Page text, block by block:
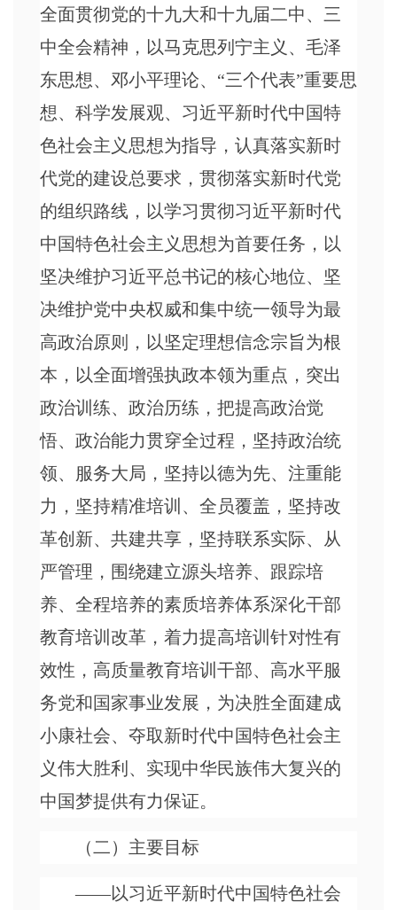
全面贯彻党的十九大和十九届二中、三
中全会精神，以马克思列宁主义、毛泽
东思想、邓小平理论、 “三个代表”重要思
想、科学发展观、习近平新时代中国特
色社会主义思想为指导，认真落实新时
代党的建设总要求，贯彻落实新时代党
的组织路线，以学习贯彻习近平新时代
中国特色社会主义思想为首要任务，以
坚决维护习近平总书记的核心地位、坚
决维护党中央权威和集中统一领导为最
高政治原则，以坚定理想信念宗旨为根
本，以全面增强执政本领为重点，突出
政治训练、政治历练，把提高政治觉
悟、政治能力贯穿全过程，坚持政治统
领、服务大局，坚持以德为先、注重能
力，坚持精准培训、全员覆盖，坚持改
革创新、共建共享，坚持联系实际、从
严管理，围绕建立源头培养、跟踪培
养、全程培养的素质培养体系深化干部
教育培训改革，着力提高培训针对性有
效性，高质量教育培训干部、高水平服
务党和国家事业发展，为决胜全面建成
小康社会、夺取新时代中国特色社会主
义伟大胜利、实现中华民族伟大复兴的
中国梦提供有力保证。
（二）主要目标
——以习近平新时代中国特色社会